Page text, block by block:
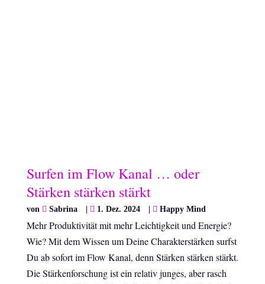
Surfen im Flow Kanal … oder
Stärken stärken stärkt
von Sabrina 1. Dez. 2024 Happy Mind
Mehr Produktivität mit mehr Leichtigkeit und Energie?
Wie? Mit dem Wissen um Deine Charakterstärken surfst
Du ab sofort im Flow Kanal, denn Stärken stärken stärkt.
Die Stärkenforschung ist ein relativ junges, aber rasch